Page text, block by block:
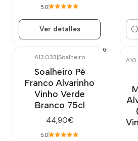
5.0
Ver detalles
A13.033|Soalheiro
Soalheiro Pé
Franco Alvarinho
Vinho Verde
Branco 75cl
44,90€
5.0